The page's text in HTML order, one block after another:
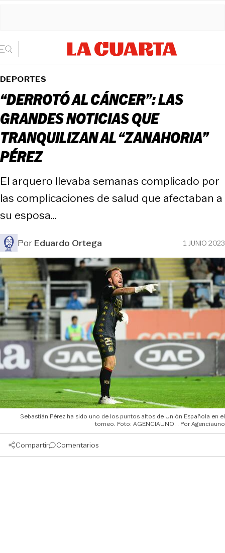
DEPORTES
“DERROTÓ AL CÁNCER”: LAS
GRANDES NOTICIAS QUE
TRANQUILIZAN AL “ZANAHORIA”
PÉREZ
El arquero llevaba semanas complicado por
las complicaciones de salud que afectaban a
su esposa…
PorEduardo Ortega 1 JUNIO 2023
Sebastián Pérez ha sido uno de los puntos altos de Unión Española en el
torneo. Foto: AGENCIAUNO.
Agenciauno
Compartir Comentarios